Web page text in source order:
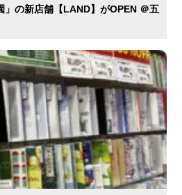
の新店舗【LAND】がOPEN ＠五